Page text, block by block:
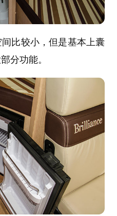
比较小，但是基本上囊
分功能。